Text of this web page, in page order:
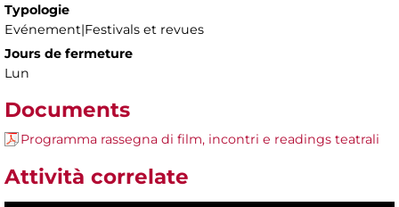
Typologie
Evénement|Festivals et revues
Jours de fermeture
Lun
Documents
Programma rassegna di film, incontri e readings teatrali
Attività correlate